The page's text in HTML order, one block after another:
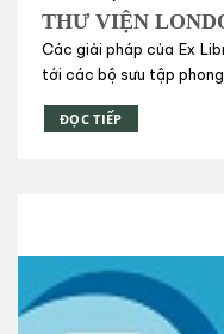
THƯ VIỆN
PHÁT HIỆN VÀ
SƯU TẬP THƯ
PHÁP PRIMO VÀ
Các giải pháp của Ex
tới các bộ sưu tập
ĐỌC TIẾP